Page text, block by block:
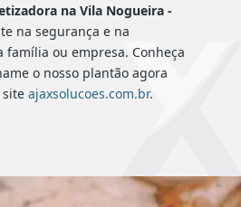
na Vila Nogueira -
na segurança e na
ou empresa. Conheça
o nosso plantão agora
site ajaxsolucoes.com.br.